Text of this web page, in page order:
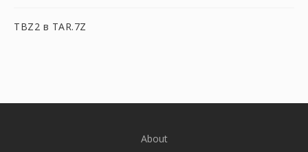
TBZ2 в TAR.7Z
About